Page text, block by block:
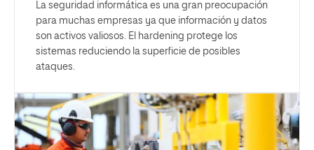
La seguridad informática es una gran preocupación
para muchas empresas ya que información y datos
son activos valiosos. El hardening protege los
sistemas reduciendo la superficie de posibles
ataques.